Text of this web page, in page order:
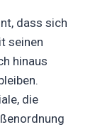
dass sich
seinen
hinaus
die